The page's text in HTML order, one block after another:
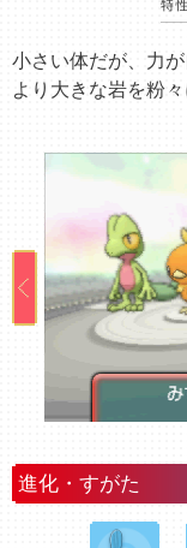
小さい体だが、力
より大きな岩を粉
進化・すがた